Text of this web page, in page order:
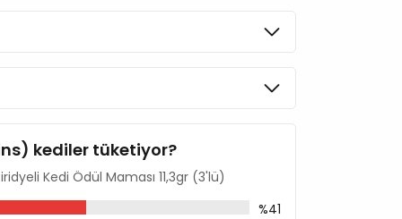
kediler tüketiyor?
Kedi Ödül Maması 11,3gr (3'lü)
%41